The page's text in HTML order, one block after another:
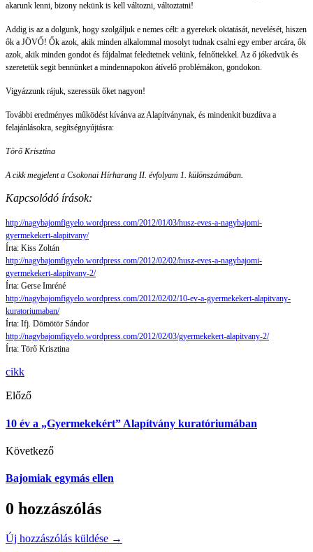
akarunk lenni, bizony nekünk is kell változni, változtatni!
Addig is az a dolgunk, hogy szolgáljuk e nemes célt: a gyerekek oktatását, nevelését, hiszen
ők a JÖVŐ! Ők azok, akik minden alkalommal mosolyt tudnak csalni egy ember arcára, ők
azok, akik minden gondot és fájdalmat feledtetnek velünk, felnőttekkel. Az ő jókedvük és
szeretetük segit bennünket a mindennapokon átívelő problémákon, gondokon.
Vigyázzunk rájuk, szeressük őket nagyon!
További eredményes működést kívánva az Alapítványnak, és mindenkit buzdítva a
felajánlásokra, segítségnyújtásra:
Törő Krisztina
A cikk megjelent a Csokonai Hírharang II. évfolyam 1. különszámában.
Kapcsolódó írások:
http://nagybajomfigyelo.wordpress.com/2012/01/03/husz-eves-a-nagybajomi-
gyermekekert-alapitvany/
Írta: Kiss Zoltán
http://nagybajomfigyelo.wordpress.com/2012/02/02/husz-eves-a-nagybajomi-
gyermekekert-alapitvany-2/
Írta: Gerse Imréné
http://nagybajomfigyelo.wordpress.com/2012/02/02/10-ev-a-gyermekekert-alapitvany-
kuratoriumaban/
Írta: Ifj. Dömötör Sándor
http://nagybajomfigyelo.wordpress.com/2012/02/03/gyermekekert-alapitvany-2/
Írta: Törő Krisztina
cikk
Előző
10 év a „Gyermekekért” Alapítvány kuratóriumában
Következő
Bajomiak egymás ellen
0 hozzászólás
Új hozzászólás küldése →